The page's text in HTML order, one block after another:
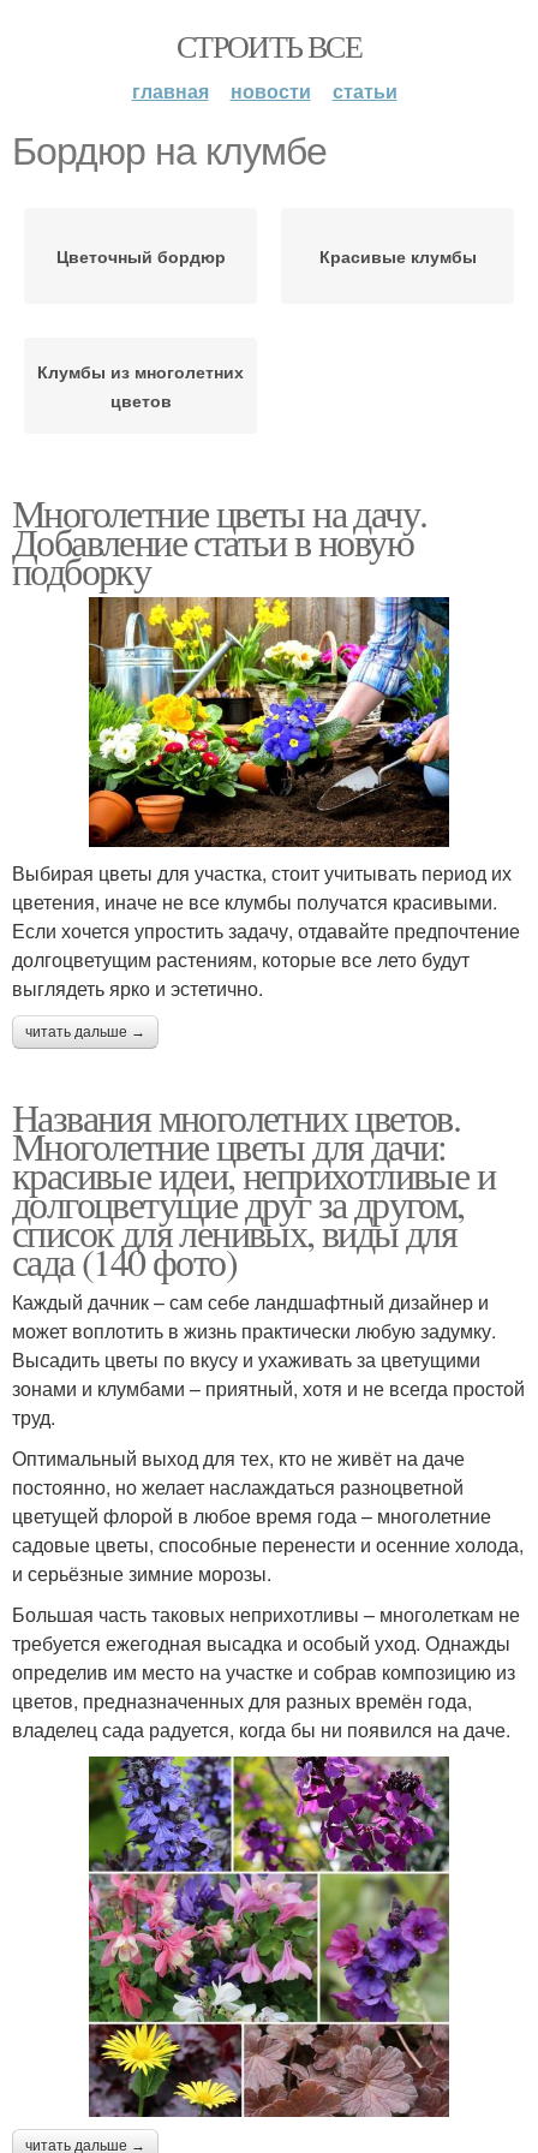
СТРОИТЬ ВСЕ
главная новости статьи
Бордюр на клумбе
Цветочный бордюр Красивые клумбы
Клумбы из многолетних
цветов
Многолетние цветы на дачу.
Добавление статьи в новую
подборку
Выбирая цветы для участка, стоит учитывать период их
цветения, иначе не все клумбы получатся красивыми.
Если хочется упростить задачу, отдавайте предпочтение
долгоцветущим растениям, которые все лето будут
выглядеть ярко и эстетично.
читать дальше →
Названия многолетних цветов.
Многолетние цветы для дачи:
красивые идеи, неприхотливые и
долгоцветущие друг за другом,
список для ленивых, виды для
сада (140 фото)
Каждый дачник – сам себе ландшафтный дизайнер и
может воплотить в жизнь практически любую задумку.
Высадить цветы по вкусу и ухаживать за цветущими
зонами и клумбами – приятный, хотя и не всегда простой
труд.
Оптимальный выход для тех, кто не живёт на даче
постоянно, но желает наслаждаться разноцветной
цветущей флорой в любое время года – многолетние
садовые цветы, способные перенести и осенние холода,
и серьёзные зимние морозы.
Большая часть таковых неприхотливы – многолеткам не
требуется ежегодная высадка и особый уход. Однажды
определив им место на участке и собрав композицию из
цветов, предназначенных для разных времён года,
владелец сада радуется, когда бы ни появился на даче.
читать дальше →